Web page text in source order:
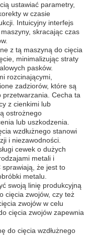
ustawiać parametry,
w czasie
Intuicyjny interfejs
skracając czas
z tą maszyną do cięcia
minimalizując straty
pasków.
rozcinającymi,
zadziorów, które są
przetwarzania. Cecha ta
z cienkimi lub
ostrożnego
lub uszkodzenia.
wzdłużnego stanowi
i niezawodności.
cewek o dużych
metali i
że jest to
metalu.
swoją linię produkcyjną
cięcia zwojów, czy też
zwojów w celu
cięcia zwojów zapewnia
do cięcia wzdłużnego